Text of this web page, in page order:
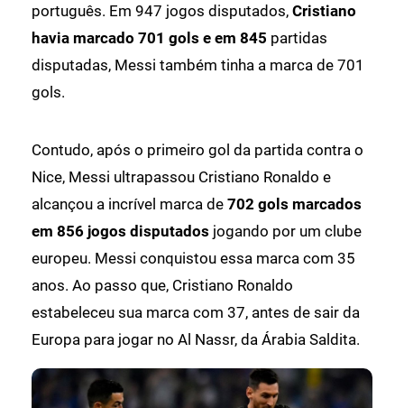
português. Em 947 jogos disputados, Cristiano
havia marcado 701 gols e em 845 partidas
disputadas, Messi também tinha a marca de 701
gols.
Contudo, após o primeiro gol da partida contra o
Nice, Messi ultrapassou Cristiano Ronaldo e
alcançou a incrível marca de 702 gols marcados
em 856 jogos disputados jogando por um clube
europeu. Messi conquistou essa marca com 35
anos. Ao passo que, Cristiano Ronaldo
estabeleceu sua marca com 37, antes de sair da
Europa para jogar no Al Nassr, da Árabia Saldita.